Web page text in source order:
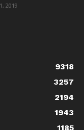
2019
9318
3257
2194
1943
1185